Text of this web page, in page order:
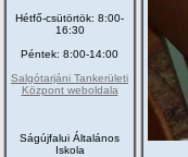
Hétfő-csütörtök: 8:00-
16:30
Péntek: 8:00-14:00
Salgótarjáni Tankerületi
Központ weboldala
Ságújfalui Általános
Iskola